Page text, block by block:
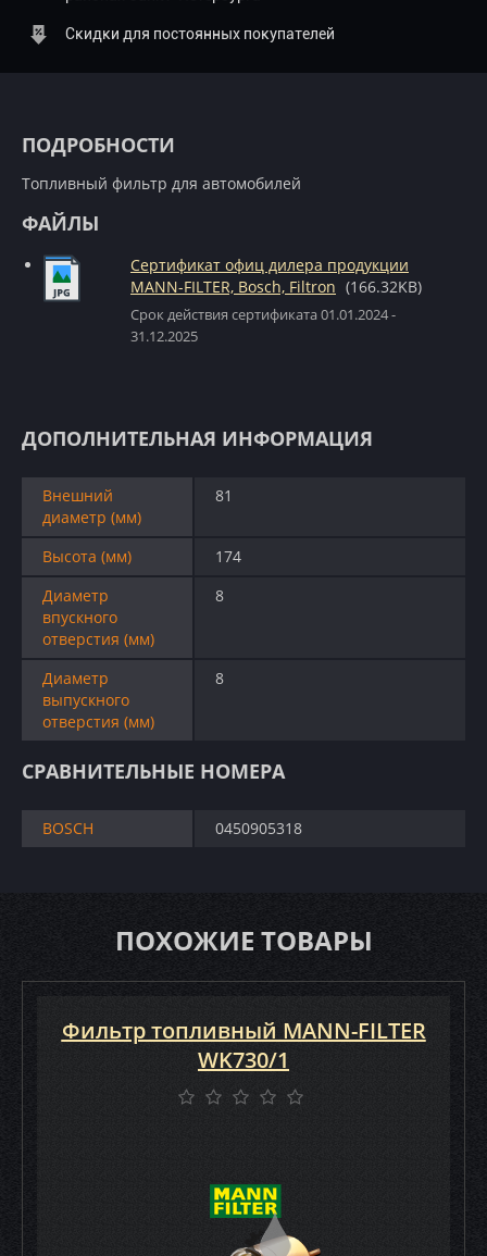
Скидки для постоянных покупателей
ПОДРОБНОСТИ
Топливный фильтр для автомобилей
ФАЙЛЫ
Сертификат офиц дилера продукции
MANN-FILTER, Bosch, Filtron (166.32KB)
Срок действия сертификата 01.01.2024 -
31.12.2025
ДОПОЛНИТЕЛЬНАЯ ИНФОРМАЦИЯ
Внешний
диаметр (мм)
81
Высота (мм)
174
Диаметр
впускного
отверстия (мм)
8
Диаметр
выпускного
отверстия (мм)
8
СРАВНИТЕЛЬНЫЕ НОМЕРА
BOSCH 0450905318
ПОХОЖИЕ ТОВАРЫ
Фильтр топливный MANN-FILTER
WK730/1